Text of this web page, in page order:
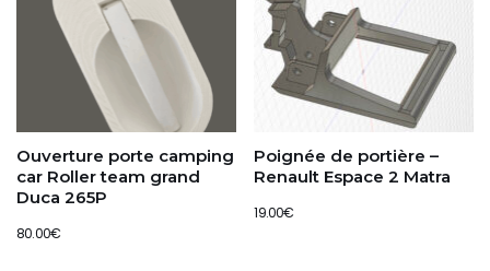
Ouverture porte camping
car Roller team grand
Duca 265P
80.00€
Poignée de portière –
Renault Espace 2 Matra
19.00€